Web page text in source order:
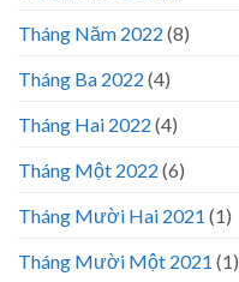
Tháng Năm 2022 (8)
Tháng Ba 2022 (4)
Tháng Hai 2022 (4)
Tháng Một 2022 (6)
Tháng Mười Hai 2021 (1)
Tháng Mười Một 2021 (1)